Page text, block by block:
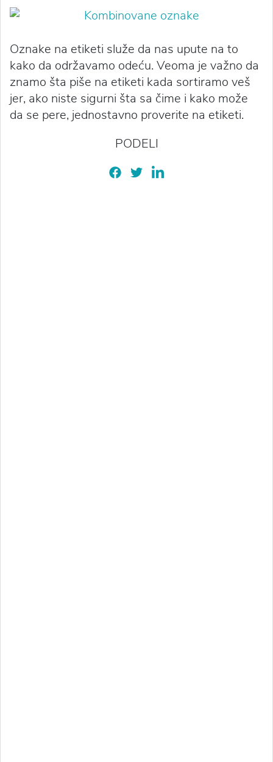
Oznake na etiketi služe da nas upute na to
kako da održavamo odeću. Veoma je važno da
znamo šta piše na etiketi kada sortiramo veš
jer, ako niste sigurni šta sa čime i kako može
da se pere, jednostavno proverite na etiketi.
PODELI